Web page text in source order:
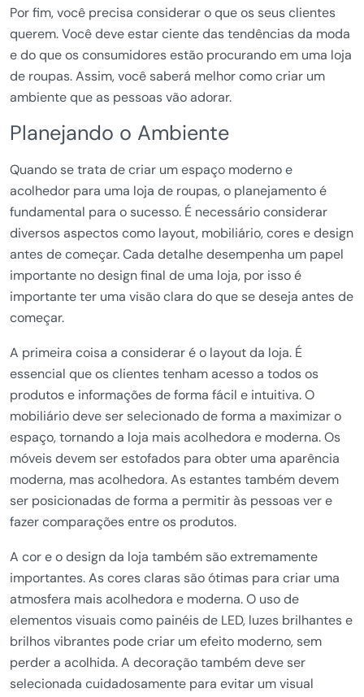
Por fim, você precisa considerar o que os seus clientes
querem. Você deve estar ciente das tendências da moda
e do que os consumidores estão procurando em uma loja
de roupas. Assim, você saberá melhor como criar um
ambiente que as pessoas vão adorar.
Planejando o Ambiente
Quando se trata de criar um espaço moderno e
acolhedor para uma loja de roupas, o planejamento é
fundamental para o sucesso. É necessário considerar
diversos aspectos como layout, mobiliário, cores e design
antes de começar. Cada detalhe desempenha um papel
importante no design final de uma loja, por isso é
importante ter uma visão clara do que se deseja antes de
começar.
A primeira coisa a considerar é o layout da loja. É
essencial que os clientes tenham acesso a todos os
produtos e informações de forma fácil e intuitiva. O
mobiliário deve ser selecionado de forma a maximizar o
espaço, tornando a loja mais acolhedora e moderna. Os
móveis devem ser estofados para obter uma aparência
moderna, mas acolhedora. As estantes também devem
ser posicionadas de forma a permitir às pessoas ver e
fazer comparações entre os produtos.
A cor e o design da loja também são extremamente
importantes. As cores claras são ótimas para criar uma
atmosfera mais acolhedora e moderna. O uso de
elementos visuais como painéis de LED, luzes brilhantes e
brilhos vibrantes pode criar um efeito moderno, sem
perder a acolhida. A decoração também deve ser
selecionada cuidadosamente para evitar um visual